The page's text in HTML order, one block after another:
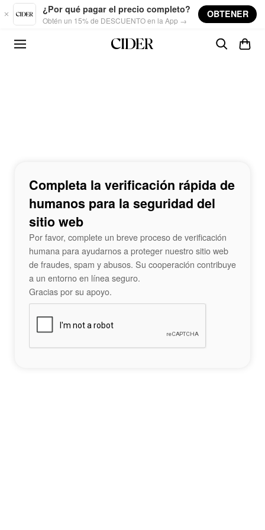
Skip to main content
¿Por qué pagar el precio completo?
Obtén un 15% de DESCUENTO en la App →
OBTENER
Completa la verificación rápida de
humanos para la seguridad del
sitio web
Por favor, complete un breve proceso de verificación
humana para ayudarnos a proteger nuestro sitio web
de fraudes, spam y abusos. Su cooperación contribuye
a un entorno en línea seguro.
Gracias por su apoyo.